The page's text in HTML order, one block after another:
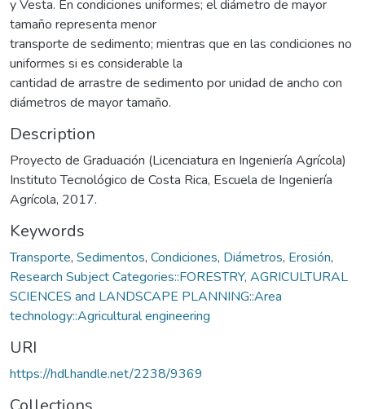
y Vesta. En condiciones uniformes; el diámetro de mayor
tamaño representa menor
transporte de sedimento; mientras que en las condiciones no
uniformes si es considerable la
cantidad de arrastre de sedimento por unidad de ancho con
diámetros de mayor tamaño.
Description
Proyecto de Graduación (Licenciatura en Ingeniería Agrícola)
Instituto Tecnológico de Costa Rica, Escuela de Ingeniería
Agrícola, 2017.
Keywords
Transporte, Sedimentos, Condiciones, Diámetros, Erosión,
Research Subject Categories::FORESTRY, AGRICULTURAL
SCIENCES and LANDSCAPE PLANNING::Area
technology::Agricultural engineering
URI
https://hdl.handle.net/2238/9369